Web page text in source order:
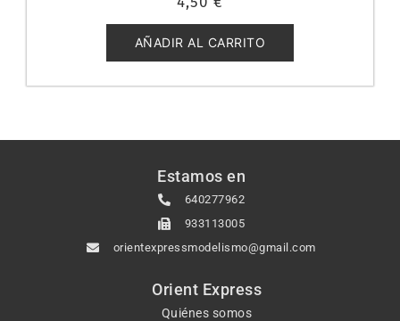
con
de
5
AÑADIR AL CARRITO
Estamos en
640277962
933113005
orientexpressmodelismo@gmail.com
Orient Express
Quiénes somos